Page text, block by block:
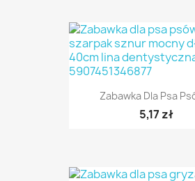
Zabawka Dla Psa
5,17 zł